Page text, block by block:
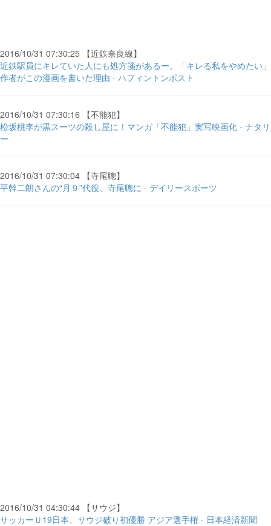
2016/10/31 07:30:25 【近鉄奈良線】
近鉄駅員にキレていた人にも処方箋があるー。「キレる私をやめたい」
作者がこの漫画を書いた理由 - ハフィントンポスト
2016/10/31 07:30:16 【不能犯】
松坂桃李が黒スーツの殺し屋に！マンガ「不能犯」実写映画化 - ナタリ
ー
2016/10/31 07:30:04 【寺尾聰】
平幹二朗さんの“月９”代役、寺尾聰に - デイリースポーツ
2016/10/31 04:30:44 【サウジ】
サッカーＵ19日本、サウジ破り初優勝 アジア選手権 - 日本経済新聞